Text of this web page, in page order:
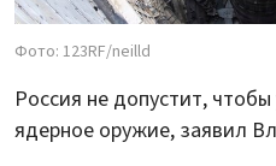
Фото: 123RF/neilld
Россия не допустит,
ядерное оружие, заявил